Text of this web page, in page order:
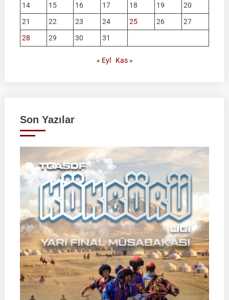
14
15 16 17 18 19
20
21
22 23 24 25 26
27
28
29 30 31
« Eyl Kas »
Son Yazılar